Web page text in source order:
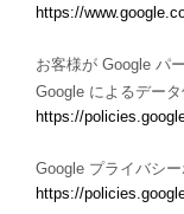
https://
お客様が Google パ
Google によるデータ
https://
Google プライバシー
https://